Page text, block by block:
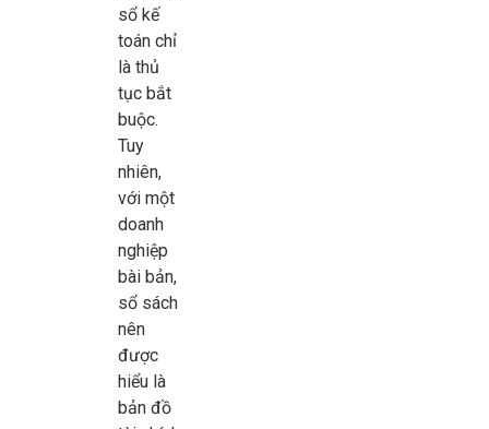
sổ kế
toán chỉ
là thủ
tục bắt
buộc.
Tuy
nhiên,
với một
doanh
nghiệp
bài bản,
sổ sách
nên
được
hiểu là
bản đồ